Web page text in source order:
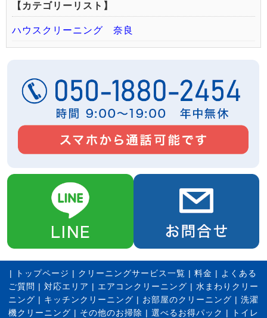
【カテゴリーリスト】
ハウスクリーニング 奈良
| トップページ | クリーニングサービス一覧 | 料金 | よくある
ご質問 | 対応エリア | エアコンクリーニング | 水まわりクリー
ニング | キッチンクリーニング | お部屋のクリーニング | 洗濯
機クリーニング | その他のお掃除 | 選べるお得パック |
トイレ